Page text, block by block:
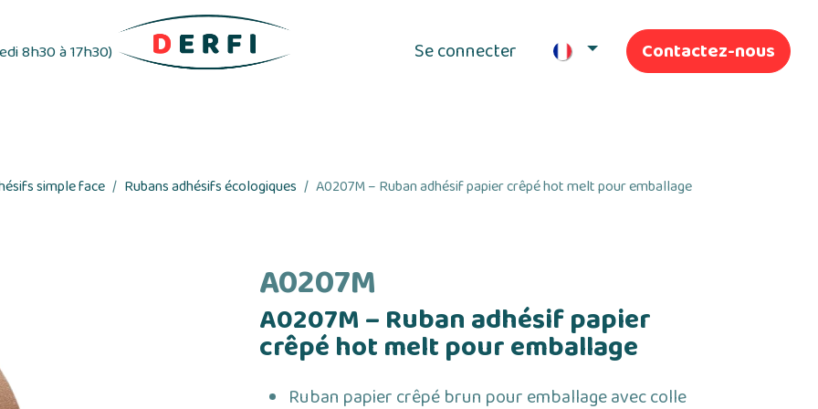
8h30 à 17h30) Se connecter Contactez-nous
simple face Rubans adhésifs écologiques A0207M – Ruban adhésif papier crêpé hot melt pour emballage
A0207M
A0207M – Ruban adhésif papier
crêpé hot melt pour emballage
Ruban papier crêpé brun pour emballage avec colle